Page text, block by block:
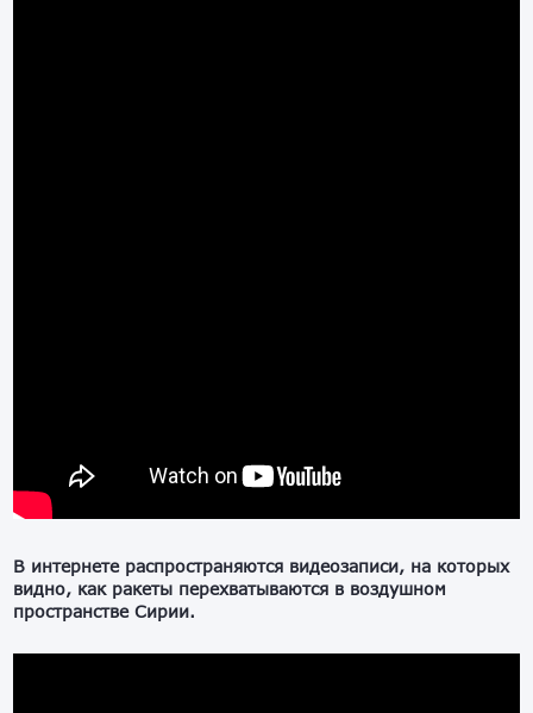
В интернете распространяются видеозаписи, на которых
видно, как ракеты перехватываются в воздушном
пространстве Сирии.